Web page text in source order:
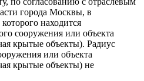
города Москвы, в
находится
сооружения или объекта
крытые объекты). Радиус
или объекта
крытые объекты) не